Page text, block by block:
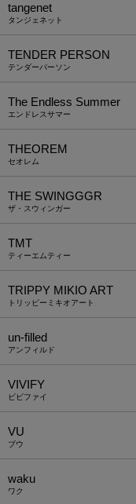
tangenet
タンジェネット
TENDER PERSON
テンダーパーソン
The Endless Summer
エンドレスサマー
THEOREM
セオレム
THE SWINGGGR
ザ・スウィンガー
TMT
ティーエムティー
TRIPPY MIKIO ART
トリッピーミキオアート
un-filled
アンフィルド
VIVIFY
ビビファイ
VU
ブウ
waku
ワク